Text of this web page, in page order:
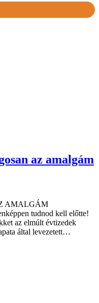
az amalgám
AMALGÁM
tudnod kell előtte!
az elmúlt évtizedek
által levezetett…